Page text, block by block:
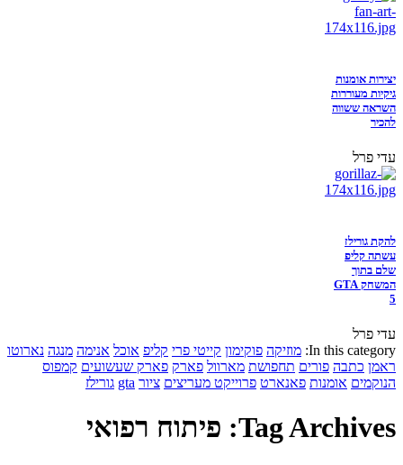
יצירות אומנות
גיקיות מעוררות
השראה ששווה
להכיר
עדי פרל
להקת גורילז
עשתה קליפ
שלם בתוך
המשחק GTA
5
עדי פרל
In this category: מוזיקה פוקימון קייטי פרי קליפ אוכל אנימה מנגה נארוטו
ראמן כתבה פורים תחפושת מארוול פארק פארק שעשועים קמפוס
הנוקמים אומנות פאנארט פרוייקט מעריצים ציור gta גורילז
Tag Archives: פיתוח רפואי